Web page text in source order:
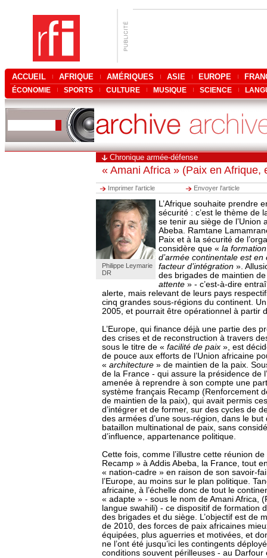
ACCUEIL AFRIQUE AMÉRIQUES ASIE EUROPE
ÉCONOMIE SPORTS CULTURE MUSIQUE SCIENCE
Chronique armée-défense
« Amani Africa » (Paix en Afrique,
Imprimer l'article Envoyer l'article
Philippe Leymarie
DR
L’Afrique souhaite prendre
sécurité : c’est le thème de
se tenir au siège de l’Union
Abeba. Ramtane
Paix et à la sécurité de
considère que « la
d’armée continentale est
facteur d’intégration ».
des brigades de maintien
attente » - c’est-à-dire
alerte, mais relevant de leurs pays
cinq grandes sous-régions du continent.
2005, et pourrait être opérationnel à partir
L’Europe, qui finance déjà une partie des
des crises et de reconstruction à travers
sous le titre de « facilité de paix », est
de pouce aux efforts de l’Union africaine
« architecture » de maintien de la paix.
de la France - qui assure la présidence de
amenée à reprendre à son compte une
système français Recamp (Renforcement
de maintien de la paix), qui avait permis
d’intégrer et de former, sur des cycles de
des armées d’une sous-région, dans le but
bataillon multinational de paix, sans
d’influence, appartenance politique.
Cette fois, comme l’illustre cette réunion
Recamp » à Addis Abeba, la France, tout
« nation-cadre » en raison de son savoir-
l’Europe, au moins sur le plan politique.
africaine, à l’échelle donc de tout le
« adapte » - sous le nom de Amani Africa,
langue swahili) - ce dispositif de formation
des brigades et du siège. L’objectif est de
de 2010, des forces de paix africaines
équipées, plus aguerries et motivées, et
ne l’ont été jusqu’ici les contingents
conditions souvent périlleuses - au Darfour